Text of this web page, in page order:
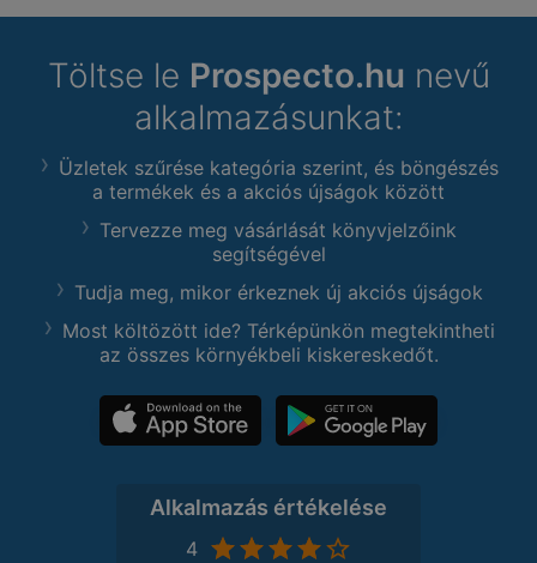
Töltse le Prospecto.hu nevű
alkalmazásunkat:
Üzletek szűrése kategória szerint, és böngészés
a termékek és a akciós újságok között
Tervezze meg vásárlását könyvjelzőink
segítségével
Tudja meg, mikor érkeznek új akciós újságok
Most költözött ide? Térképünkön megtekintheti
az összes környékbeli kiskereskedőt.
Alkalmazás értékelése
4